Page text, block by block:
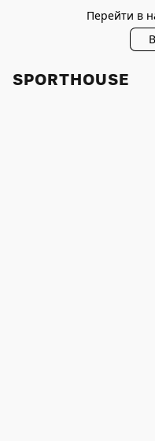
Перейти в
SPORTHOUSE